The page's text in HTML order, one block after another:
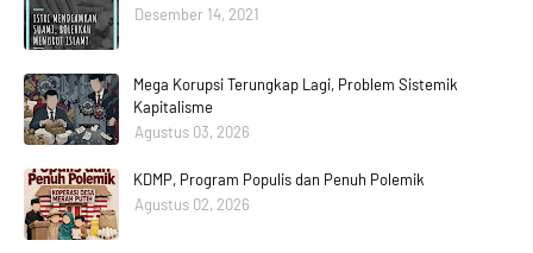
Desember 14, 2021
Mega Korupsi Terungkap Lagi, Problem Sistemik
Kapitalisme
Agustus 03, 2026
KDMP, Program Populis dan Penuh Polemik
Agustus 02, 2026